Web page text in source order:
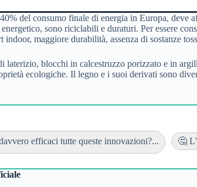
del consumo finale di energia in Europa, deve
sono riciclabili e duraturi. Per essere
maggiore durabilità, assenza di sostanze
blocchi in calcestruzzo porizzato e in
ecologiche. Il legno e i suoi derivati sono
davvero efficaci tutte queste innovazioni?... 🤔